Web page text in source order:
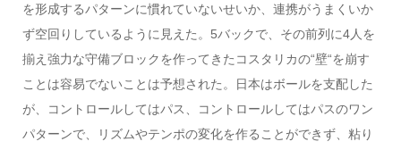
を形成するパターンに慣れていないせいか、連携がうまくいか
ず空回りしているように見えた。5バックで、その前列に4人を
揃え強力な守備ブロックを作ってきたコスタリカの“壁“を崩す
ことは容易でないことは予想された。日本はボールを支配した
が、コントロールしてはパス、コントロールしてはパスのワン
パターンで、リズムやテンポの変化を作ることができず、粘り